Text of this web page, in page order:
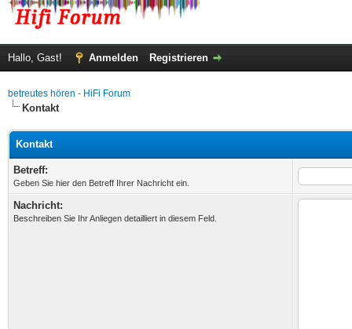
Hallo, Gast! Anmelden Registrieren
betreutes hören - HiFi Forum
Kontakt
Kontakt
Betreff:
Geben Sie hier den Betreff Ihrer Nachricht ein.
Nachricht:
Beschreiben Sie Ihr Anliegen detailliert in diesem Feld.